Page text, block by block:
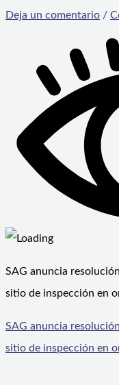
Deja un comentario /
SAG anuncia
sitio de inspección en
SAG anuncia
sitio de inspección en